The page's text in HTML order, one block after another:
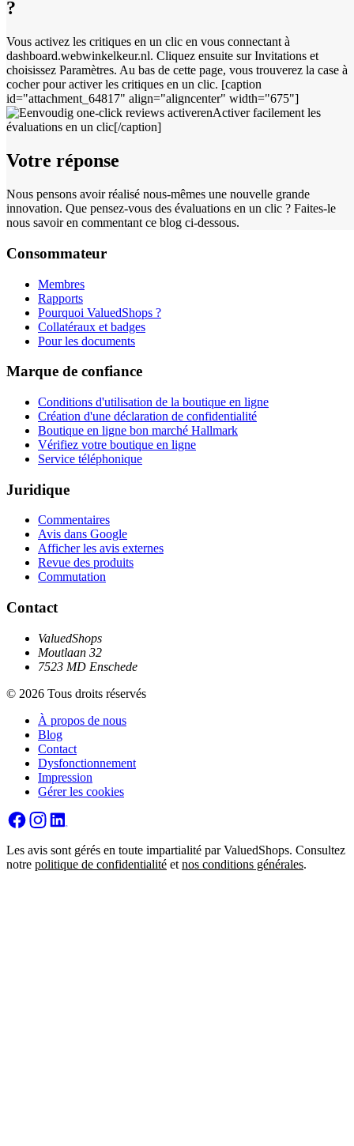
?
Vous activez les critiques en un clic en vous connectant à
dashboard.webwinkelkeur.nl. Cliquez ensuite sur Invitations et
choisissez Paramètres. Au bas de cette page, vous trouverez la case à
cocher pour activer les critiques en un clic. [caption
id="attachment_64817" align="aligncenter" width="675"]
Activer facilement les
évaluations en un clic[/caption]
Votre réponse
Nous pensons avoir réalisé nous-mêmes une nouvelle grande
innovation. Que pensez-vous des évaluations en un clic ? Faites-le
nous savoir en commentant ce blog ci-dessous.
Consommateur
Membres
Rapports
Pourquoi ValuedShops ?
Collatéraux et badges
Pour les documents
Marque de confiance
Conditions d'utilisation de la boutique en ligne
Création d'une déclaration de confidentialité
Boutique en ligne bon marché Hallmark
Vérifiez votre boutique en ligne
Service téléphonique
Juridique
Commentaires
Avis dans Google
Afficher les avis externes
Revue des produits
Commutation
Contact
ValuedShops
Moutlaan 32
7523 MD Enschede
© 2026 Tous droits réservés
À propos de nous
Blog
Contact
Dysfonctionnement
Impression
Gérer les cookies
Les avis sont gérés en toute impartialité par ValuedShops. Consultez
notre politique de confidentialité et nos conditions générales.